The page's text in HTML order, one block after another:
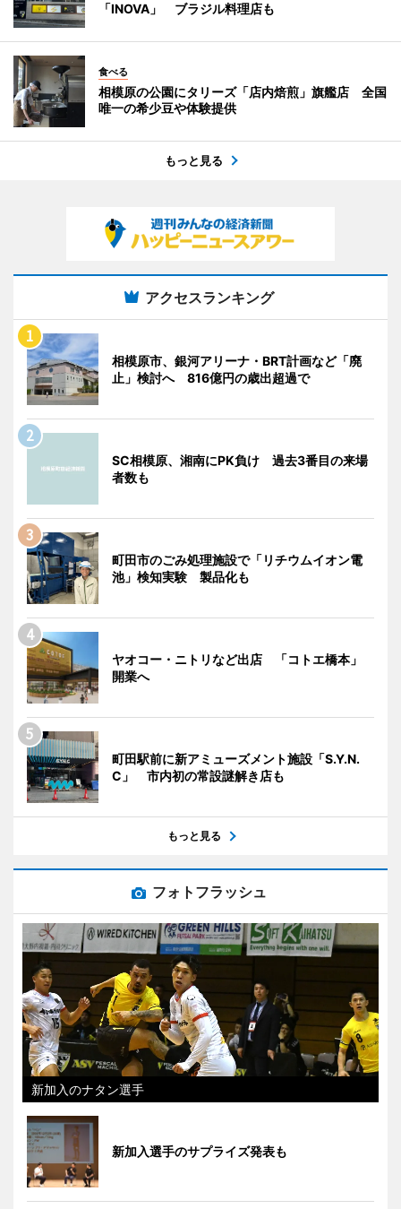
「INOVA」 ブラジル料理店も
食べる
相模原の公園にタリーズ「店内焙煎」旗艦店 全国
唯一の希少豆や体験提供
もっと見る
アクセスランキング
相模原市、銀河アリーナ・BRT計画など「廃
止」検討へ 816億円の歳出超過で
SC相模原、湘南にPK負け 過去3番目の来場
者数も
町田市のごみ処理施設で「リチウムイオン電
池」検知実験 製品化も
ヤオコー・ニトリなど出店 「コトエ橋本」
開業へ
町田駅前に新アミューズメント施設「S.Y.N.
C」 市内初の常設謎解き店も
もっと見る
フォトフラッシュ
新加入のナタン選手
新加入選手のサプライズ発表も